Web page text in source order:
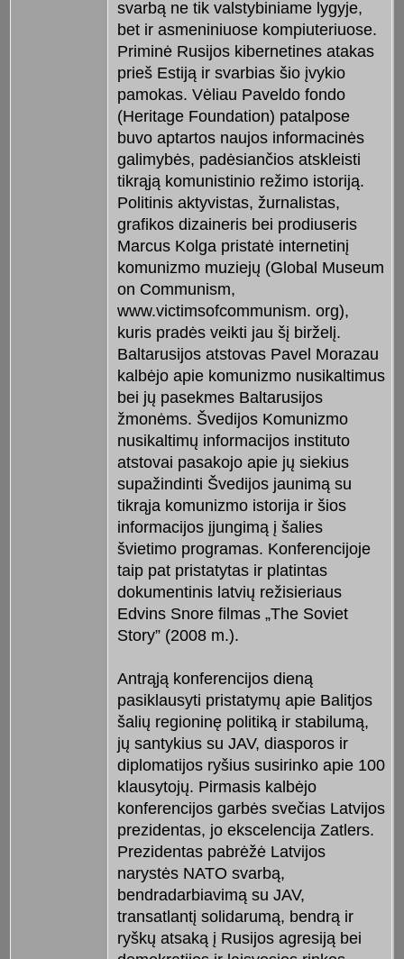
svarbą ne tik valstybiniame lygyje,
bet ir asmeniniuose kompiuteriuose.
Priminė Rusijos kibernetines atakas
prieš Estiją ir svarbias šio įvykio
pamokas. Vėliau Paveldo fondo
(Heritage Foundation) patalpose
buvo aptartos naujos informacinės
galimybės, padėsiančios atskleisti
tikrąją komunistinio režimo istoriją.
Politinis aktyvistas, žurnalistas,
grafikos dizaineris bei prodiuseris
Marcus Kolga pristatė internetinį
komunizmo muziejų (Global Museum
on Communism,
www.victimsofcommunism. org),
kuris pradės veikti jau šį birželį.
Baltarusijos atstovas Pavel Morazau
kalbėjo apie komunizmo nusikaltimus
bei jų pasekmes Baltarusijos
žmonėms. Švedijos Komunizmo
nusikaltimų informacijos instituto
atstovai pasakojo apie jų siekius
supažindinti Švedijos jaunimą su
tikrąja komunizmo istorija ir šios
informacijos įjungimą į šalies
švietimo programas. Konferencijoje
taip pat pristatytas ir platintas
dokumentinis latvių režisieriaus
Edvins Snore filmas „The Soviet
Story” (2008 m.).
Antrąją konferencijos dieną
pasiklausyti pristatymų apie Balitjos
šalių regioninę politiką ir stabilumą,
jų santykius su JAV, diasporos ir
diplomatijos ryšius susirinko apie 100
klausytojų. Pirmasis kalbėjo
konferencijos garbės svečias Latvijos
prezidentas, jo ekscelencija Zatlers.
Prezidentas pabrėžė Latvijos
narystės NATO svarbą,
bendradarbiavimą su JAV,
transatlantį solidarumą, bendrą ir
ryškų atsaką į Rusijos agresiją bei